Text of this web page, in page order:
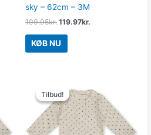
sky – 62cm – 3M
199.95kr. 119.97kr.
KØB NU
Tilbud!
Tilbud!
oprindelige
pris
var:
199.95kr..
aktuelle
pris
er:
119.97kr..